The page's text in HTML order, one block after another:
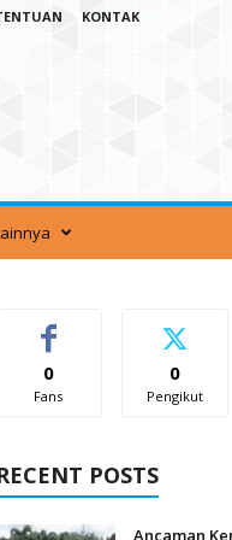
KONTAK
0
Fans
0
Pengikut
POSTS
Ancaman